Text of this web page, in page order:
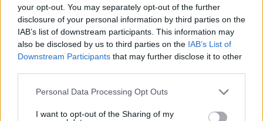
your opt-out. You may separately opt-out of the further
disclosure of your personal information by third parties on the
IAB’s list of downstream participants. This information may
also be disclosed by us to third parties on the IAB’s List of
Downstream Participants that may further disclose it to other
Please note that this website/app uses one or more Google
not limited to your visit or usage behaviour. You may click to
Personal Data Processing Opt Outs
I want to opt-out of the Sharing of my
Δείτε όλες τις τελευταίεςΕιδήσειςαπό την Ελλάδα
και τον Κόσμο, τη στιγμή που συμβαίνουν, στο
Protothema.gr